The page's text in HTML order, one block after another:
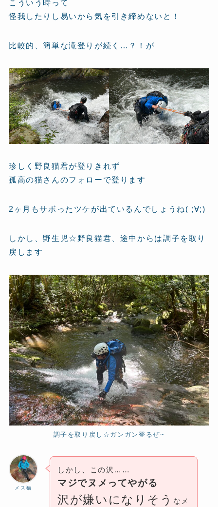
こういう時って
怪我したりし易いから気を引き締めないと！
比較的、簡単な滝登りが続く…？！が
珍しく野良猫君が登りきれず
孤高の猫さんのフォローで登ります
2ヶ月もサボったツケが出ているんでしょうね( ;∀;)
しかし、野生児☆野良猫君、途中からは調子を取り
戻します
調子を取り戻し☆ガンガン登るぜ~
メス猫
しかし、この沢……
マジでヌメってやがる
沢が嫌いになりそう なメ